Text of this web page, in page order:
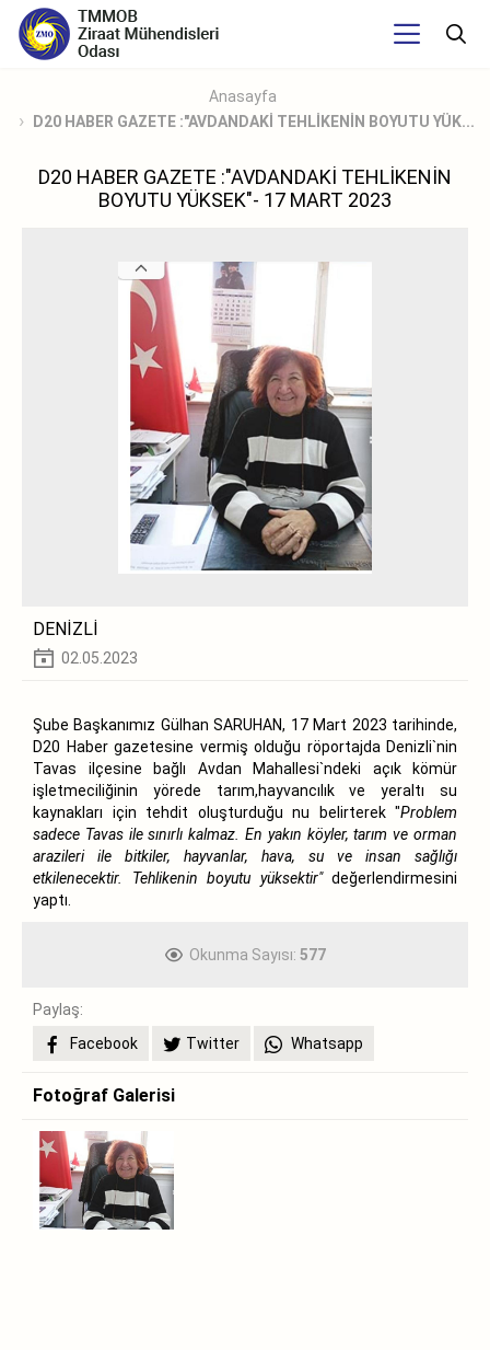
Anasayfa
D20 HABER GAZETE :"AVDANDAKİ TEHLİKENİN BOYUTU YÜK...
D20 HABER GAZETE :"AVDANDAKİ TEHLİKENİN
BOYUTU YÜKSEK"- 17 MART 2023
DENİZLİ
02.05.2023
Şube Başkanımız Gülhan SARUHAN, 17 Mart 2023 tarihinde,
D20 Haber gazetesine vermiş olduğu röportajda Denizli`nin
Tavas ilçesine bağlı Avdan Mahallesi`ndeki açık kömür
işletmeciliğinin yörede tarım,hayvancılık ve yeraltı su
kaynakları için tehdit oluşturduğu nu belirterek "Problem
sadece Tavas ile sınırlı kalmaz. En yakın köyler, tarım ve orman
arazileri ile bitkiler, hayvanlar, hava, su ve insan sağlığı
etkilenecektir. Tehlikenin boyutu yüksektir" değerlendirmesini
yaptı.
Okunma Sayısı: 577
Paylaş:
Facebook
Twitter Whatsapp
Fotoğraf Galerisi